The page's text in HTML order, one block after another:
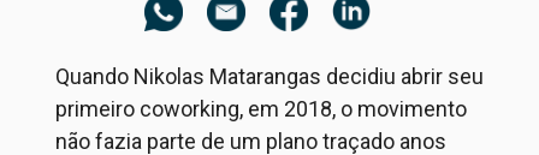
Quando Nikolas Matarangas decidiu abrir seu
primeiro coworking, em 2018, o movimento
não fazia parte de um plano traçado anos